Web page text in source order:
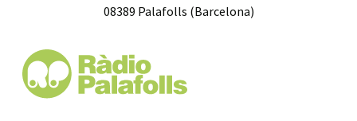
08389 Palafolls (Barcelona)